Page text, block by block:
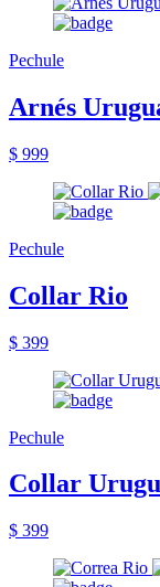
Pechule
Arnés
$ 999
Pechule
Collar Rio
$ 399
Pechule
Collar
$ 399